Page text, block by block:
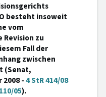
besteht insoweit
vom
zu
Fall der
zwischen
(Senat,
-4 StR 414/08
05).